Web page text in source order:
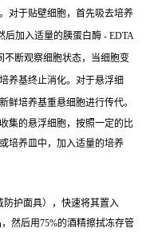
对于贴壁细胞，首先吸去培养
后加入适量的胰蛋白酶 - EDTA
断观察细胞状态，当细胞变
养基终止消化。对于悬浮细
鲜培养基重悬细胞进行传代。
集的悬浮细胞，按照一定的比
培养皿中，加入适量的培养
护面具），快速将其置入
然后用75%的酒精擦拭冻存管